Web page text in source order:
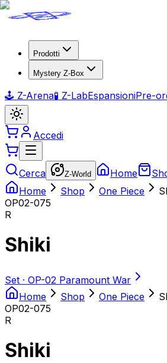
Prodotti
Mystery Z-Box
🕹️ Z-Arena🧪 Z-LabEspansioniPre-
Accedi
Cerca Z-World Home
Home
Shop One Piece
OP02-075
R
Shiki
Set · OP-02 Paramount War
Home
Shop One Piece
OP02-075
R
Shiki